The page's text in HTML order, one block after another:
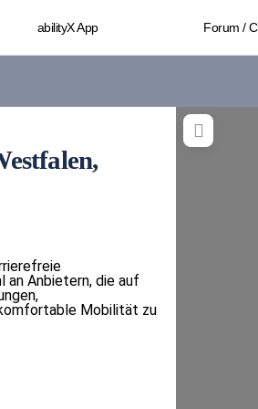
abilityX App Forum /
an Anbietern, die auf
Mobilität zu